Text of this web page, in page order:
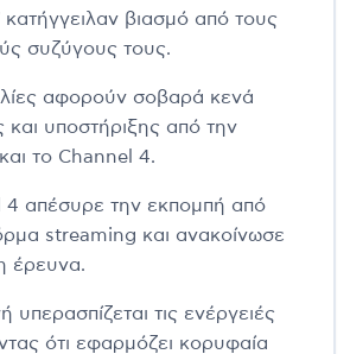
βιασμό από τους
συζύγους τους.
αφορούν σοβαρά κενά
και υποστήριξης από την
το Channel 4.
4 απέσυρε την εκπομπή από
streaming και ανακοίνωσε
έρευνα.
τις ενέργειές
ότι εφαρμόζει κορυφαία